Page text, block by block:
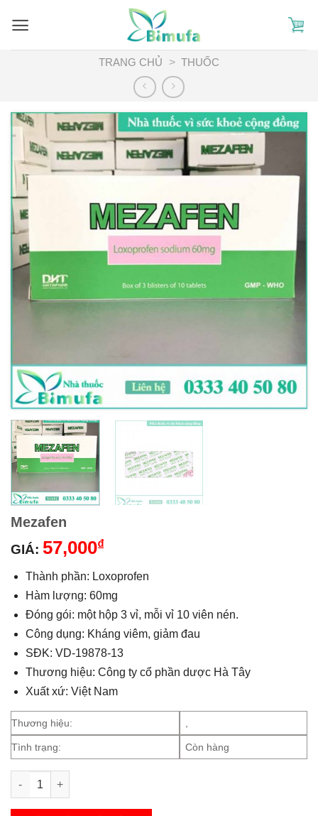
TRANG CHỦ
> THUỐC
Mezafen
GIÁ: 57,000₫
Thành phần: Loxoprofen
Hàm lượng: 60mg
Đóng gói: một hộp 3 vỉ, mỗi vỉ 10 viên nén.
Công dụng: Kháng viêm, giảm đau
SĐK: VD-19878-13
Thương hiệu: Công ty cổ phần dược Hà Tây
Xuất xứ: Việt Nam
Thương hiệu: ,
Tình trạng: Còn hàng